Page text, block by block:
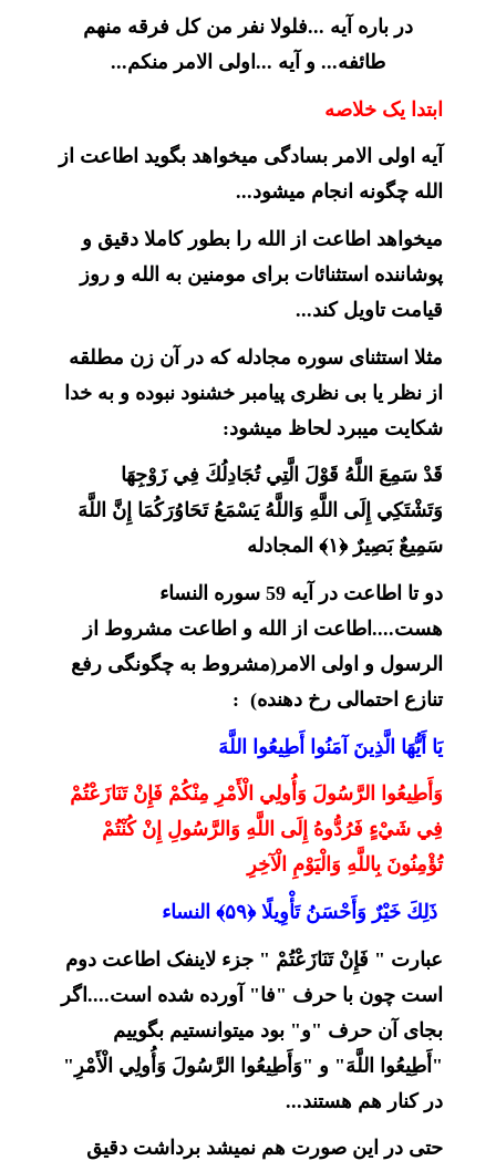
در باره آیه ...فلولا نفر من کل فرقه منهم
طائفه... و آیه ...اولی الامر منکم...
ابتدا یک خلاصه
آیه اولی الامر بسادگی میخواهد بگوید اطاعت از
الله چگونه انجام میشود...
میخواهد اطاعت از الله را بطور کاملا دقیق و
پوشاننده استثنائات برای مومنین به الله و روز
قیامت تاویل کند...
مثلا استثنای سوره مجادله که در آن زن مطلقه
از نظر یا بی نظری پیامبر خشنود نبوده و به خدا
شکایت میبرد لحاظ میشود:
قَدْ سَمِعَ اللَّهُ قَوْلَ الَّتِي تُجَادِلُكَ فِي زَوْجِهَا
وَتَشْتَكِي إِلَى اللَّهِ وَاللَّهُ يَسْمَعُ تَحَاوُرَكُمَا إِنَّ اللَّهَ
سَمِيعٌ بَصِيرٌ ﴿۱﴾ المجادله
دو تا اطاعت در آیه 59 سوره النساء
هست....اطاعت از الله و اطاعت مشروط از
الرسول و اولی الامر(مشروط به چگونگی رفع
تنازع احتمالی رخ دهنده) :
يَا أَيُّهَا الَّذِينَ آمَنُوا أَطِيعُوا اللَّهَ
وَأَطِيعُوا الرَّسُولَ وَأُولِي الْأَمْرِ مِنْكُمْ فَإِنْ تَنَازَعْتُمْ
فِي شَيْءٍ فَرُدُّوهُ إِلَى اللَّهِ وَالرَّسُولِ إِنْ كُنْتُمْ
تُؤْمِنُونَ بِاللَّهِ وَالْيَوْمِ الْآخِرِ
ذَلِكَ خَيْرٌ وَأَحْسَنُ تَأْوِيلًا ﴿۵۹﴾ النساء
عبارت " فَإِنْ تَنَازَعْتُمْ " جزء لاینفک اطاعت دوم
است چون با حرف "فا" آورده شده است....اگر
بجای آن حرف "و" بود میتوانستیم بگوییم
"أَطِيعُوا اللَّهَ" و "وَأَطِيعُوا الرَّسُولَ وَأُولِي الْأَمْرِ"
در کنار هم هستند...
حتی در این صورت هم نمیشد برداشت دقیق